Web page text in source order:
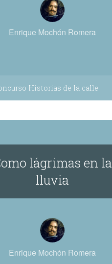
Enrique Mochón Romera
Historias de la calle
lágrimas en la
lluvia
Enrique Mochón Romera